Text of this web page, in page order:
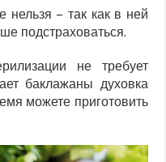
нельзя – так как в ней
подстраховаться.
не требует
баклажаны духовка
можете приготовить